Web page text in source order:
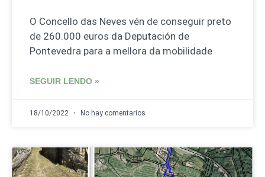
O Concello das Neves vén de conseguir preto
de 260.000 euros da Deputación de
Pontevedra para a mellora da mobilidade
SEGUIR LENDO »
18/10/2022 No hay comentarios